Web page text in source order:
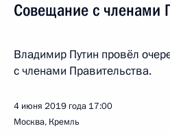
Совещание с членами
Владимир Путин провёл
с членами Правительства.
4 июня 2019 года 17:00
Москва, Кремль